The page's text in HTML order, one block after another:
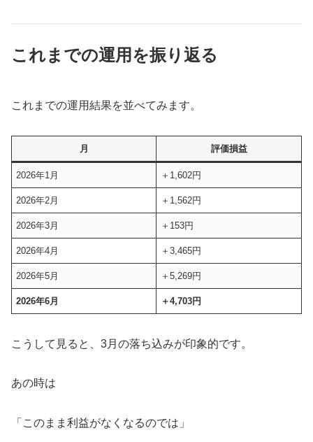
これまでの運用を振り返る
これまでの運用結果を並べてみます。
月 評価損益
2026年1月 ＋1,602円
2026年2月 ＋1,562円
2026年3月 ＋153円
2026年4月 ＋3,465円
2026年5月 ＋5,269円
2026年6月 ＋4,703円
こうして見ると、3月の落ち込みが印象的です。
あの時は
「このまま利益がなくなるのでは」